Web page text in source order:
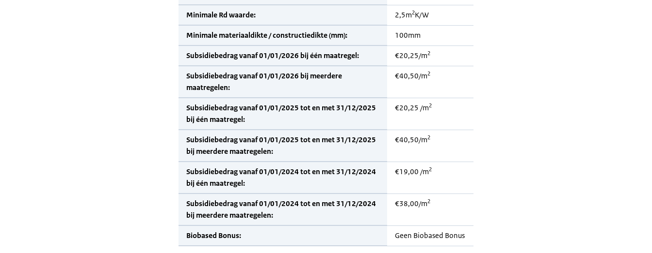
Minimale Rd waarde: 2,5m2K/W
Minimale materiaaldikte / constructiedikte (mm): 100mm
Subsidiebedrag vanaf 01/01/2026 bij één maatregel: €20,25/m2
Subsidiebedrag vanaf 01/01/2026 bij meerdere
maatregelen:
€40,50/m2
Subsidiebedrag vanaf 01/01/2025 tot en met 31/12/2025
bij één maatregel:
€20,25 /m2
Subsidiebedrag vanaf 01/01/2025 tot en met 31/12/2025
bij meerdere maatregelen:
€40,50/m2
Subsidiebedrag vanaf 01/01/2024 tot en met 31/12/2024
bij één maatregel:
€19,00 /m2
Subsidiebedrag vanaf 01/01/2024 tot en met 31/12/2024
bij meerdere maatregelen:
€38,00/m2
Biobased Bonus: Geen Biobased Bonus